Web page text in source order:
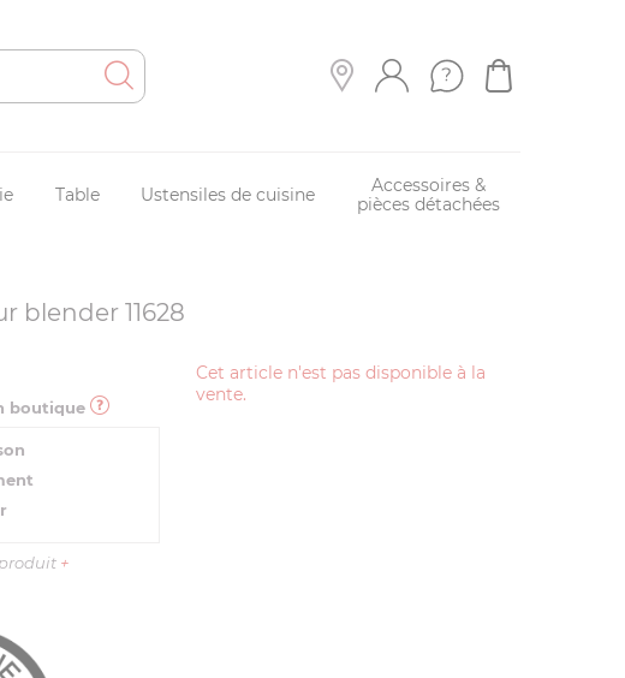
Table Ustensiles de cuisine
Accessoires &
pièces détachées
blender 11628
Cet article n'est pas disponible à la
vente.
boutique
+